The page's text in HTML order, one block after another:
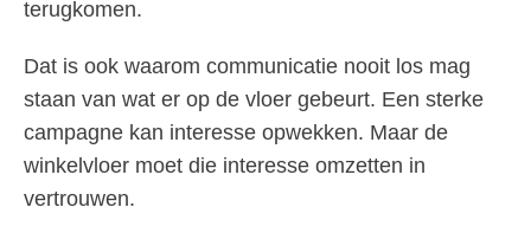
terugkomen.
Dat is ook waarom communicatie nooit los mag
staan van wat er op de vloer gebeurt. Een sterke
campagne kan interesse opwekken. Maar de
winkelvloer moet die interesse omzetten in
vertrouwen.